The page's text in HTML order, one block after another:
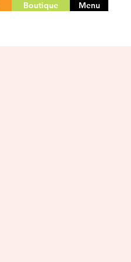
Boutique Menu